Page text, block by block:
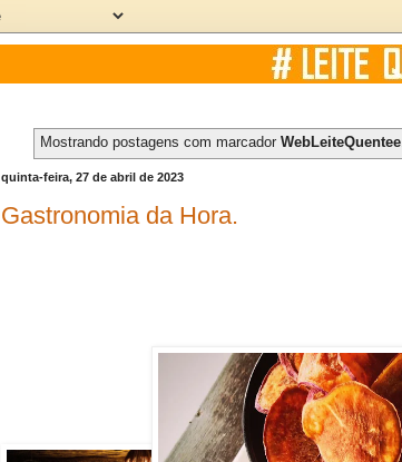
Mostrando postagens com marcadorWebLeiteQuentee
quinta-feira, 27 de abril de 2023
Gastronomia da Hora.